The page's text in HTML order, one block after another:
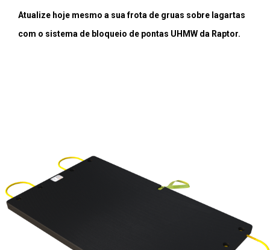
Atualize hoje mesmo a sua frota de gruas sobre lagartas
com o sistema de bloqueio de pontas UHMW da Raptor.